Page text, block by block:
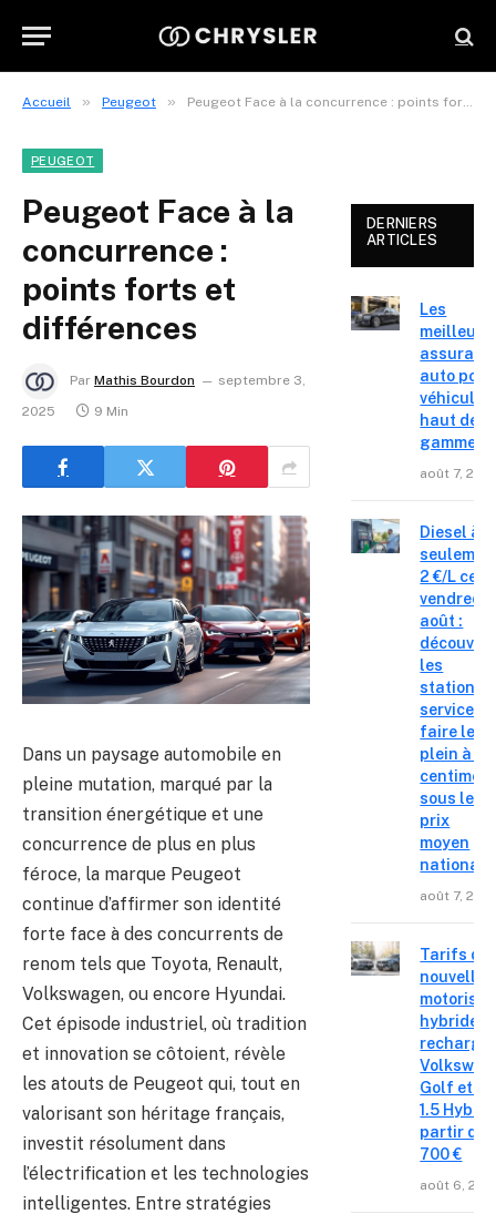
Accueil » Peugeot » Peugeot Face à la concurrence : points forts et différences
PEUGEOT
Peugeot Face à la
concurrence :
points forts et
différences
Par Mathis Bourdon
septembre 3,
2025
9 Min
Dans un paysage automobile en
pleine mutation, marqué par la
transition énergétique et une
concurrence de plus en plus
féroce, la marque Peugeot
continue d’affirmer son identité
forte face à des concurrents de
renom tels que Toyota, Renault,
Volkswagen, ou encore Hyundai.
Cet épisode industriel, où tradition
et innovation se côtoient, révèle
les atouts de Peugeot qui, tout en
valorisant son héritage français,
investit résolument dans
l’électrification et les technologies
intelligentes. Entre stratégies
DERNIERS
ARTICLES
Les
auto pour
véhicules
haut de
gamme
août 7,
Diesel à
2 €/L ce
vendredi
août :
les
stations-
service où
faire le
plein à 19
centimes
sous le
prix
moyen
national
août 7,
Tarifs
nouvelles
hybrides
Golf et T-
1.5 Hybrid
partir de
700 €
août 6,